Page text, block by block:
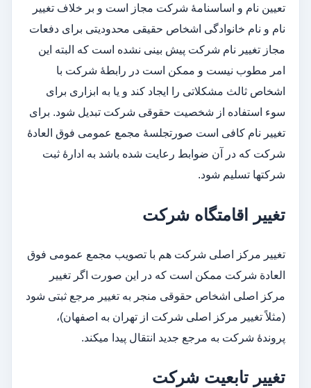
تعیین نام و اساس­نامۀ شرکت مجاز است و بر خلاف تغییر
نام و نام خانوادگی اشخاص حقیقی محدودیتی برای دفعات
مجاز تغییر نام شرکت پیش بینی نشده است که البته این
امر مطوب نیست و ممکن است در رابطۀ شرکت با
اشخاص ثالث مشکلاتی را ایجاد کند و یا به ابزاری برای
سوء استفاده از شخصیت حقوقی شرکت تبدیل شود. برای
تغییر نام کافی است صورتجلسۀ مجمع عمومی فوق العادۀ
شرکت که در آن ضوابط رعایت شده باشد به ادارۀ ثبت
شرکت­ها تسلیم شود.
تغییر اقامتگاه شرکت
تغییر مرکز اصلی شرکت هم با تصویب مجمع عمومی فوق
العادة شرکت ممكن است که در این صورت اگر تغییر
مرکز اصلی اشخاص حقوقی منجر به تغییر مرجع ثبتی شود
(مثلاً تغییر مرکز اصلی شرکت از تهران به اصفهان)،
پروندۀ شرکت به مرجع جدید انتقال پیدا می­کند.
تغییر تابعیت شرکت